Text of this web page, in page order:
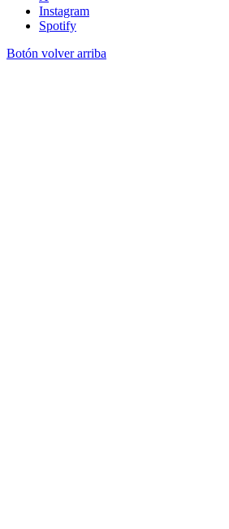
Instagram
Spotify
Botón volver arriba